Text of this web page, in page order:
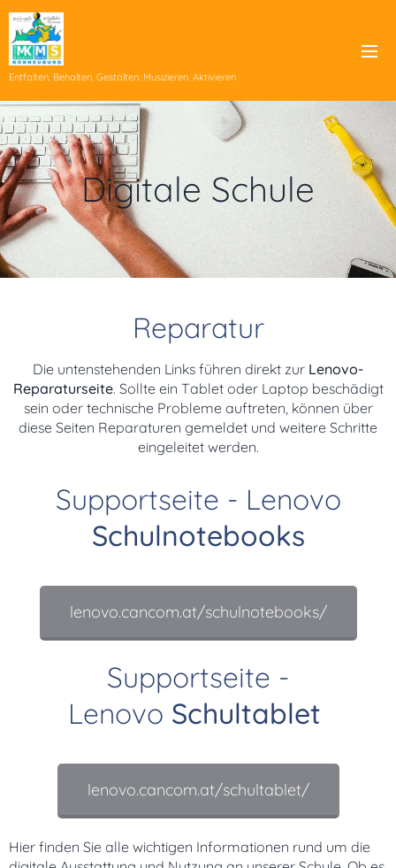
Entfalten. Behalten. Gestalten. Musizieren. Aktivieren
Digitale Schule
Reparatur
Die untenstehenden Links führen direkt zur Lenovo-
Reparaturseite. Sollte ein Tablet oder Laptop beschädigt
sein oder technische Probleme auftreten, können über
diese Seiten Reparaturen gemeldet und weitere Schritte
eingeleitet werden.
Supportseite - Lenovo
Schulnotebooks
lenovo.cancom.at/schulnotebooks/
Supportseite -
Lenovo Schultablet
lenovo.cancom.at/schultablet/
Hier finden Sie alle wichtigen Informationen rund um die